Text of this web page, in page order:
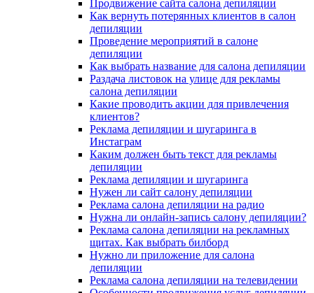
Продвижение сайта салона депиляции
Как вернуть потерянных клиентов в салон
депиляции
Проведение мероприятий в салоне
депиляции
Как выбрать название для салона депиляции
Раздача листовок на улице для рекламы
салона депиляции
Какие проводить акции для привлечения
клиентов?
Реклама депиляции и шугаринга в
Инстаграм
Каким должен быть текст для рекламы
депиляции
Реклама депиляции и шугаринга
Нужен ли сайт салону депиляции
Реклама салона депиляции на радио
Нужна ли онлайн-запись салону депиляции?
Реклама салона депиляции на рекламных
щитах. Как выбрать билборд
Нужно ли приложение для салона
депиляции
Реклама салона депиляции на телевидении